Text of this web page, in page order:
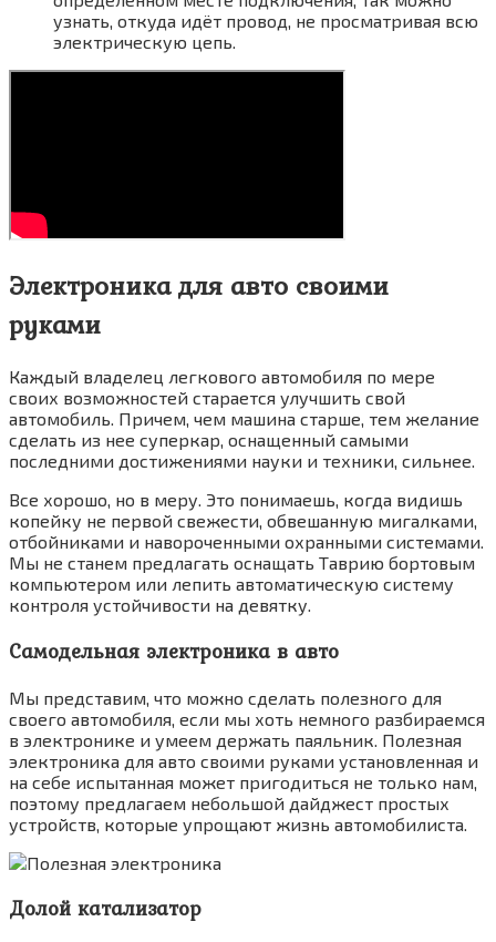
узнать, откуда идёт провод, не просматривая всю
электрическую цепь.
Электроника для авто своими
руками
Каждый владелец легкового автомобиля по мере
своих возможностей старается улучшить свой
автомобиль. Причем, чем машина старше, тем желание
сделать из нее суперкар, оснащенный самыми
последними достижениями науки и техники, сильнее.
Все хорошо, но в меру. Это понимаешь, когда видишь
копейку не первой свежести, обвешанную мигалками,
отбойниками и навороченными охранными системами.
Мы не станем предлагать оснащать Таврию бортовым
компьютером или лепить автоматическую систему
контроля устойчивости на девятку.
Самодельная электроника в авто
Мы представим, что можно сделать полезного для
своего автомобиля, если мы хоть немного разбираемся
в электронике и умеем держать паяльник. Полезная
электроника для авто своими руками установленная и
на себе испытанная может пригодиться не только нам,
поэтому предлагаем небольшой дайджест простых
устройств, которые упрощают жизнь автомобилиста.
Долой катализатор